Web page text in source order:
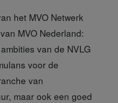
het MVO Netwerk
MVO Nederland:
van de NVLG
voor de
van
maar ook een goed